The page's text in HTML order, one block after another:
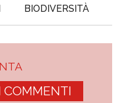
BIODIVERSITÀ
COMMENTI